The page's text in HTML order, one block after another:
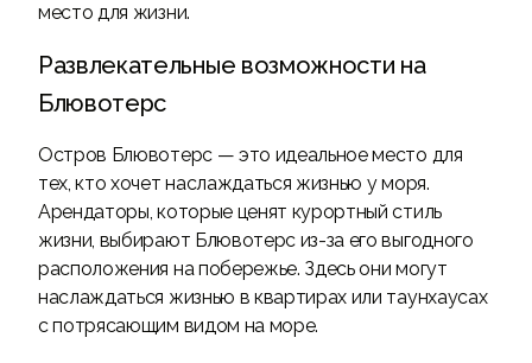
место для жизни.
Развлекательные возможности на
Блювотерс
Остров Блювотерс — это идеальное место для
тех, кто хочет наслаждаться жизнью у моря.
Арендаторы, которые ценят курортный стиль
жизни, выбирают Блювотерс из-за его выгодного
расположения на побережье. Здесь они могут
наслаждаться жизнью в квартирах или таунхаусах
с потрясающим видом на море.